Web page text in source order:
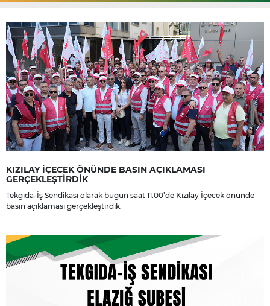
KIZILAY İÇECEK ÖNÜNDE BASIN AÇIKLAMASI
GERÇEKLEŞTİRDİK
Tekgıda-İş Sendikası olarak bugün saat 11.00’de Kızılay İçecek önünde
basın açıklaması gerçekleştirdik.